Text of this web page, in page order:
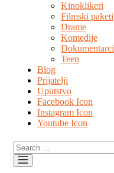
Kinoklikeri
Filmski paketi
Drame
Komedije
Dokumentarci
Teen
Blog
Prijatelji
Uputstvo
Facebook Icon
Instagram Icon
Youtube Icon
Search
for: